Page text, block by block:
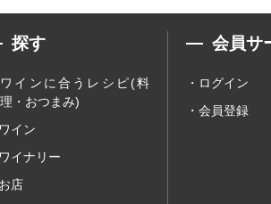
探す
ワインに合うレシピ(料
理・おつまみ)
ワイン
ワイナリー
お店
会員サ
ログイン
会員登録